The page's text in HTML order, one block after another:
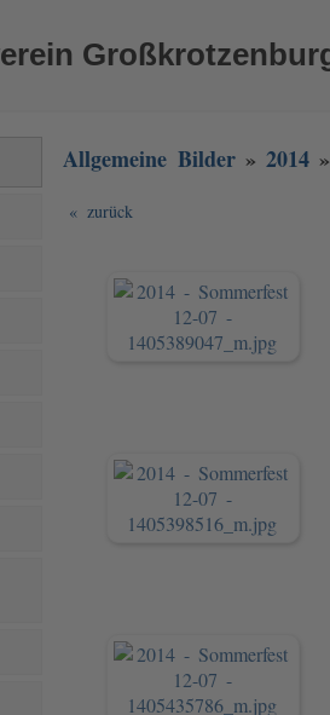
Allgemeine Bilder»2014
« zurück